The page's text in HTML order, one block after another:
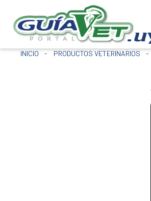
INICIO - PRODUCTOS VETERINARIOS -